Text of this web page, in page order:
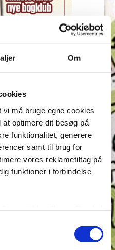
Om
må bruge egne cookies
optimere dit besøg på
funktionalitet, generere
samt til brug for
vores reklametiltag på
funktioner i forbindelse
accepterer cookies eller
kan læse mere om vores
ord – Test din